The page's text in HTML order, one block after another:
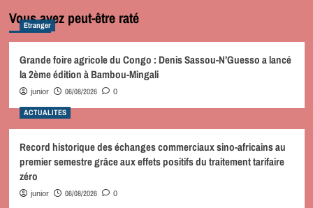
Vous avez peut-être raté
Etranger
Grande foire agricole du Congo : Denis Sassou-N’Guesso a lancé
la 2ème édition à Bambou-Mingali
junior 06/08/2026 0
ACTUALITES
Record historique des échanges commerciaux sino-africains au
premier semestre grâce aux effets positifs du traitement tarifaire
zéro
junior 06/08/2026 0